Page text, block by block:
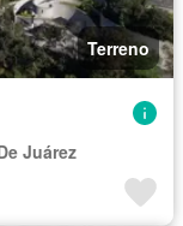
Terreno
Juárez